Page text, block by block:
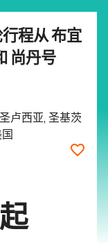
程从 布宜
尚丹号
卢西亚, 圣基茨